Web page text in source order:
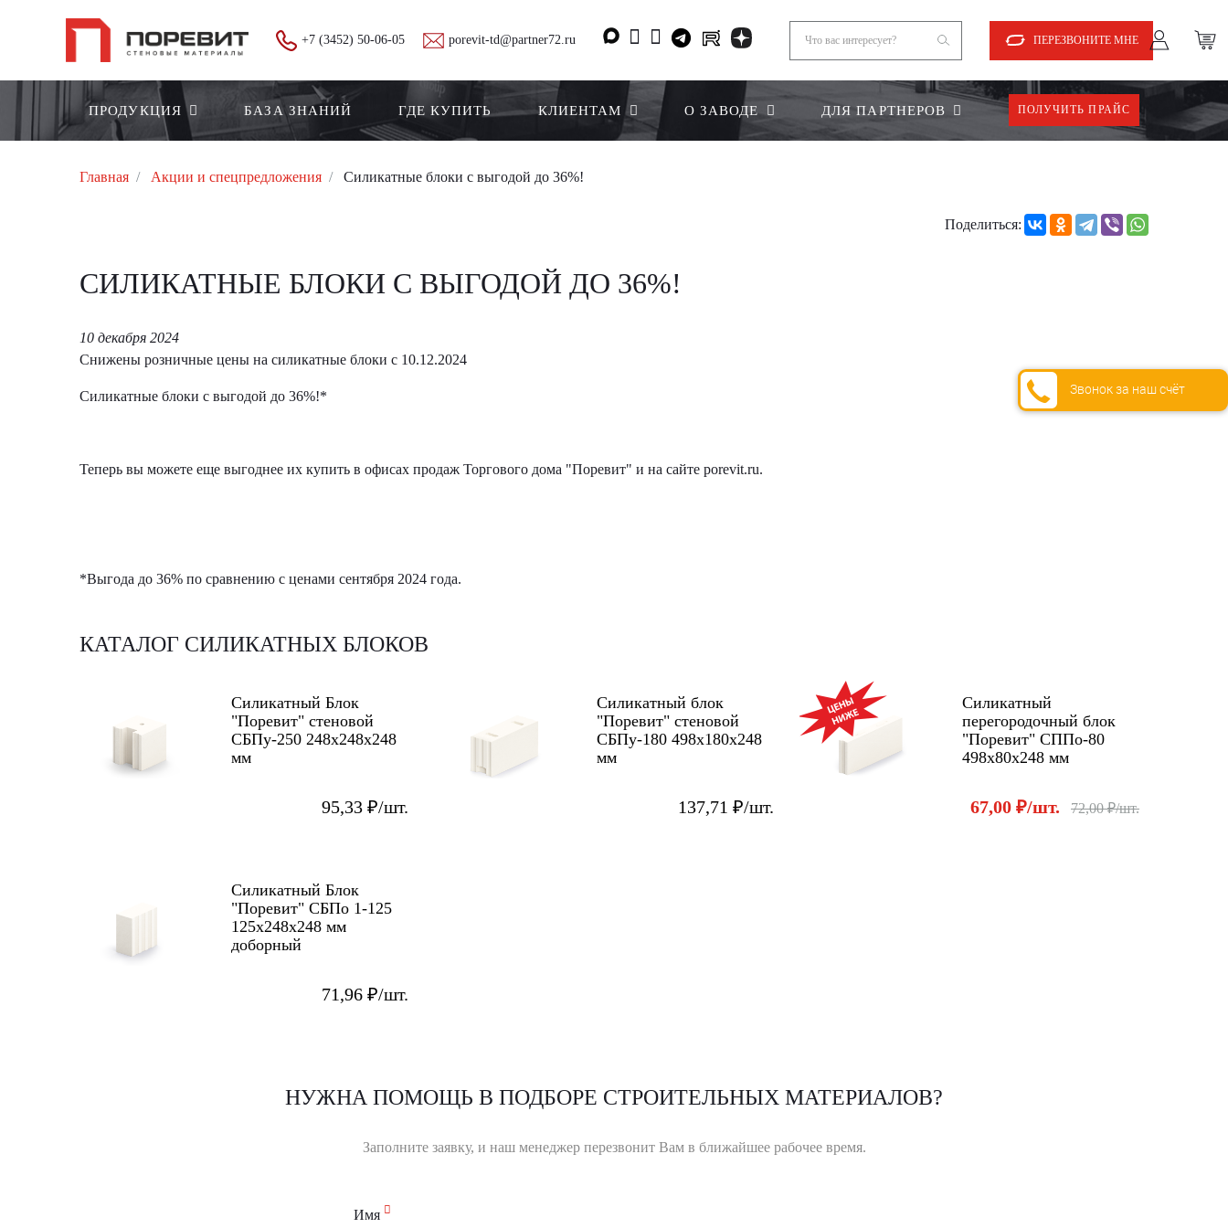
+7 (3452) 50-06-05 porevit-td@partner72.ru ПЕРЕЗВОНИТЕ МНЕ
ПРОДУКЦИЯ БАЗА ЗНАНИЙ ГДЕ КУПИТЬ КЛИЕНТАМ О ЗАВОДЕ ДЛЯ ПАРТНЕРОВ ПОЛУЧИТЬ ПРАЙС
Главная Акции и спецпредложения Силикатные блоки с выгодой до 36%!
Поделиться:
СИЛИКАТНЫЕ БЛОКИ С ВЫГОДОЙ ДО 36%!
10 декабря 2024
Снижены розничные цены на силикатные блоки с 10.12.2024
Силикатные блоки с выгодой до 36%!*
Теперь вы можете еще выгоднее их купить в офисах продаж Торгового дома "Поревит" и на сайте porevit.ru.
*Выгода до 36% по сравнению с ценами сентября 2024 года.
КАТАЛОГ СИЛИКАТНЫХ БЛОКОВ
Силикатный Блок
"Поревит" стеновой
СБПу-250 248x248x248
мм
95,33 ₽/шт.
Силикатный блок
"Поревит" стеновой
СБПу-180 498х180х248
мм
137,71 ₽/шт.
АКЦИЯ!
Силикатный
перегородочный блок
"Поревит" СППо-80
498х80х248 мм
67,00 ₽/шт. 72,00 ₽/шт.
Силикатный Блок
"Поревит" СБПо 1-125
125х248х248 мм
доборный
71,96 ₽/шт.
НУЖНА ПОМОЩЬ В ПОДБОРЕ СТРОИТЕЛЬНЫХ МАТЕРИАЛОВ?
Заполните заявку, и наш менеджер перезвонит Вам в ближайшее рабочее время.
Имя
Звонок за наш счёт